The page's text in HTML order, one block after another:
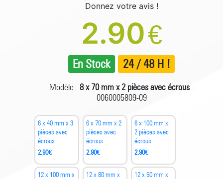
Donnez votre avis !
2.90€
En Stock 24 / 48 H !
Modèle : 8 x 70 mm x 2 pièces avec écrous-
0060005809-09
6 x 40 mm x 3
pièces avec
écrous
2.90€
6 x 70 mm x 2
pièces avec
écrous
2.90€
6 x 100 mm x
2 pièces avec
écrous
2.90€
12 x 100 mm x
12 x 80 mm x
12 x 50 mm x